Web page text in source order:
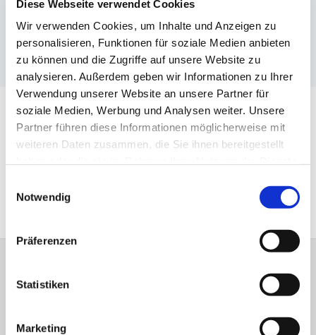
Diese Webseite verwendet Cookies
Wir verwenden Cookies, um Inhalte und Anzeigen zu
personalisieren, Funktionen für soziale Medien anbieten
zu können und die Zugriffe auf unsere Website zu
analysieren. Außerdem geben wir Informationen zu Ihrer
Verwendung unserer Website an unsere Partner für
soziale Medien, Werbung und Analysen weiter. Unsere
Partner führen diese Informationen möglicherweise mit
weiteren Daten zusammen, die Sie ihnen bereitgestellt
Notwendig
Präferenzen
Statistiken
Marketing
um 11 Uhrgefeiert. Beide Häuser verfügen über eine
Kapelle bzw. einen Raum der Stille mit einer richtigen
Orgel. Weitere Informationen zu den Häusern finde Sie
unter:www.boecker-stiftung.de
ImAltenzentrum am Schwesternpark
(Feierabendhäuser) der Diakonie Ruhr ,
Pferdebachstraße 43, findet derGottesdienst am 2.
und 4. Freitag im Monat um 15:45 Uhr, im Café im
Gebäudeteil C statt. Mehr zu dem Altenzentrum findet
Ihrhier.